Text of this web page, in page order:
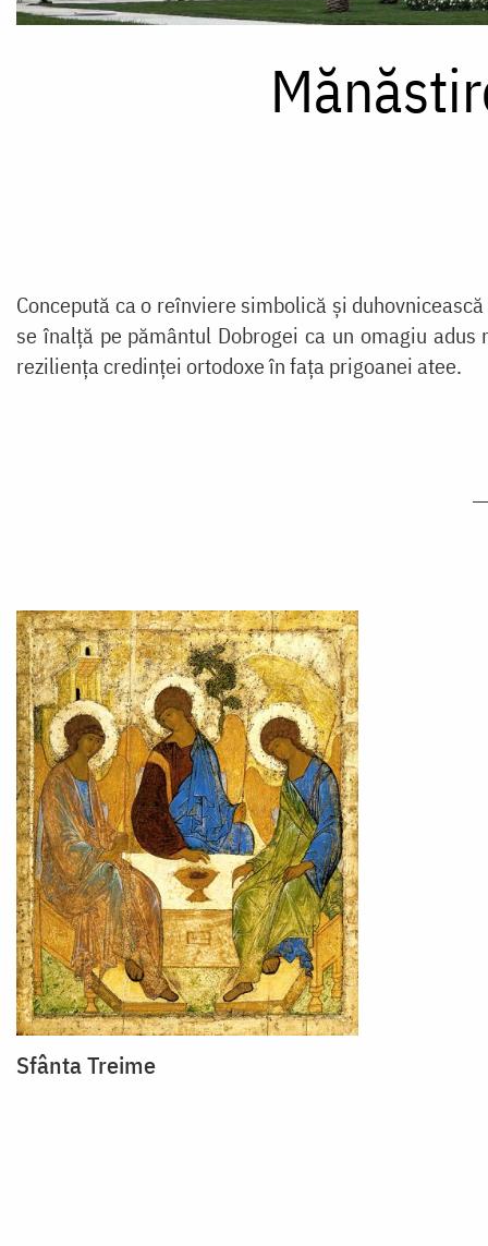
Concepută ca o reînviere simbolică și
se înalță pe pământul Dobrogei ca un omagiu
reziliența credinței ortodoxe în fața prigoanei atee.
Sfânta Treime